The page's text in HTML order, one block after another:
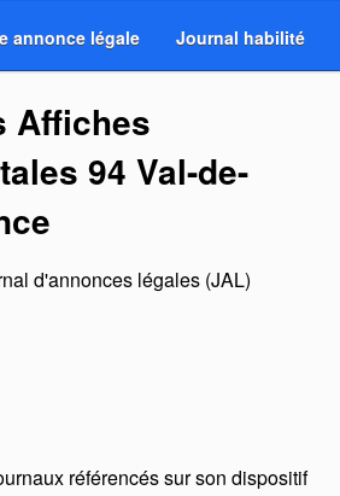
annonce légale Journal habilité
Affiches
94 Val-de-
d'annonces légales (JAL)
référencés sur son dispositif